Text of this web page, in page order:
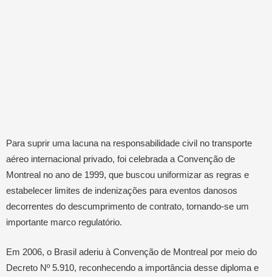
Para suprir uma lacuna na responsabilidade civil no transporte
aéreo internacional privado, foi celebrada a Convenção de
Montreal no ano de 1999, que buscou uniformizar as regras e
estabelecer limites de indenizações para eventos danosos
decorrentes do descumprimento de contrato, tornando-se um
importante marco regulatório.
Em 2006, o Brasil aderiu à Convenção de Montreal por meio do
Decreto Nº 5.910, reconhecendo a importância desse diploma e